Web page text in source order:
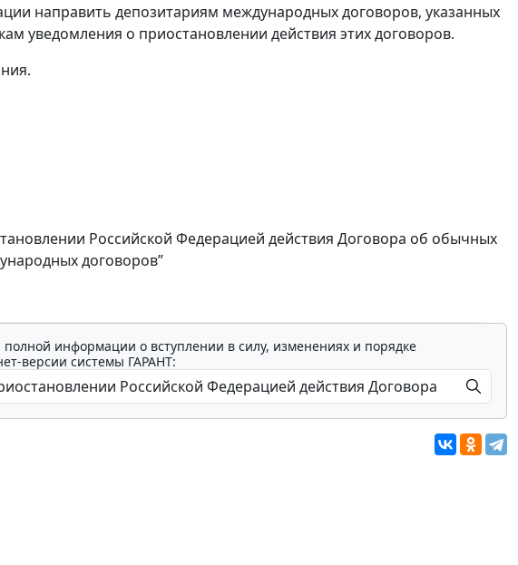
направить депозитариям международных договоров, указанных
уведомления о приостановлении действия этих договоров.
Российской Федерацией действия Договора об обычных
договоров”
информации о вступлении в силу, изменениях и порядке
версии системы ГАРАНТ: